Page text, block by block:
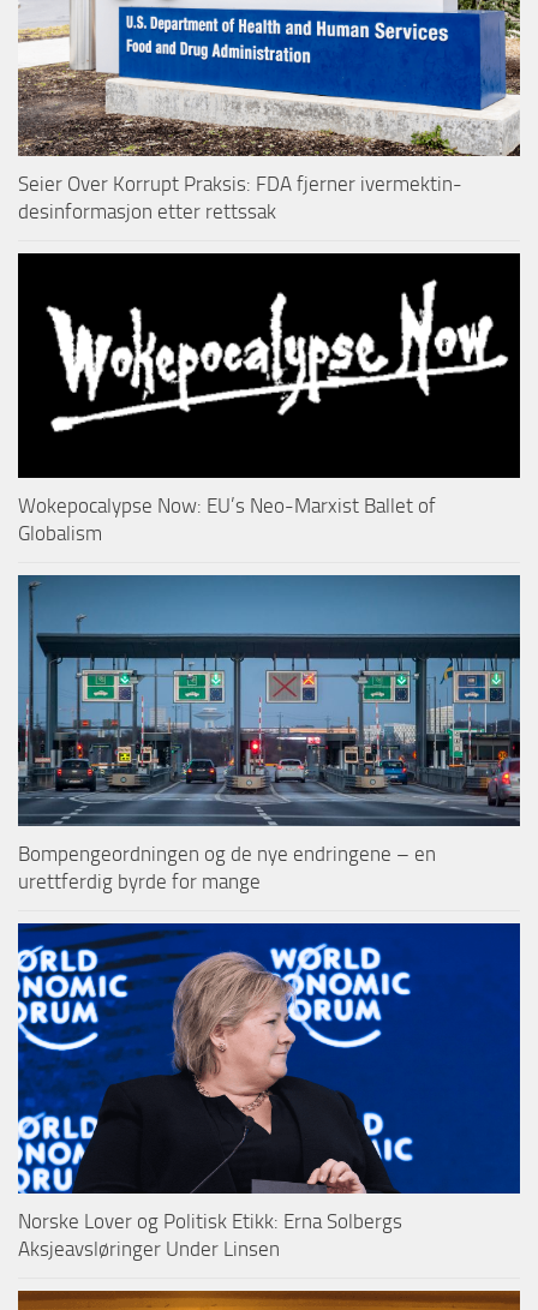
Seier Over Korrupt Praksis: FDA fjerner ivermektin-
desinformasjon etter rettssak
Wokepocalypse Now: EU’s Neo-Marxist Ballet of
Globalism
Bompengeordningen og de nye endringene – en
urettferdig byrde for mange
Norske Lover og Politisk Etikk: Erna Solbergs
Aksjeavsløringer Under Linsen